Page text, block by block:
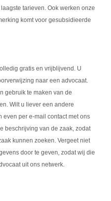
tarieven. Ook werken onze
komt voor gesubsidieerde
gratis en vrijblijvend. U
naar een advocaat.
gebruik te maken van de
Wilt u liever een andere
even per e-mail contact met ons
beschrijving van de zaak, zodat
kunnen zoeken. Vergeet niet
door te geven, zodat wij die
uit ons netwerk.